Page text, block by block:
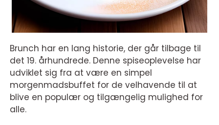
Brunch har en lang historie, der går tilbage til
det 19. århundrede. Denne spiseoplevelse har
udviklet sig fra at være en simpel
morgenmadsbuffet for de velhavende til at
blive en populær og tilgængelig mulighed for
alle.